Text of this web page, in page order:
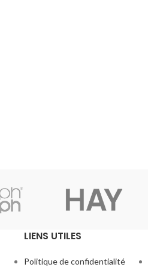
LIENS UTILES
Politique de confidentialité